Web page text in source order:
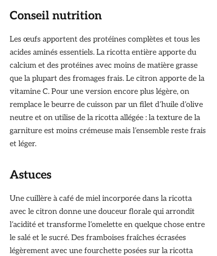
Conseil nutrition
Les œufs apportent des protéines complètes et tous les
acides aminés essentiels. La ricotta entière apporte du
calcium et des protéines avec moins de matière grasse
que la plupart des fromages frais. Le citron apporte de la
vitamine C. Pour une version encore plus légère, on
remplace le beurre de cuisson par un filet d’huile d’olive
neutre et on utilise de la ricotta allégée : la texture de la
garniture est moins crémeuse mais l’ensemble reste frais
et léger.
Astuces
Une cuillère à café de miel incorporée dans la ricotta
avec le citron donne une douceur florale qui arrondit
l’acidité et transforme l’omelette en quelque chose entre
le salé et le sucré. Des framboises fraîches écrasées
légèrement avec une fourchette posées sur la ricotta